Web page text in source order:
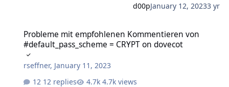
d00pJanuary 12, 20233 yr
Probleme mit empfohlenen Kommentieren von
#default_pass_scheme = CRYPT on dovecot
rseffner, January 11, 2023
12 replies
4.7k views